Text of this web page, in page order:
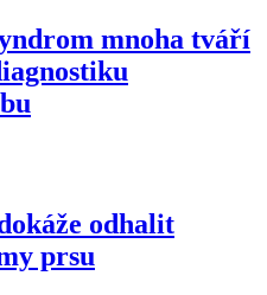
mnoha tváří
odhalit
prsu